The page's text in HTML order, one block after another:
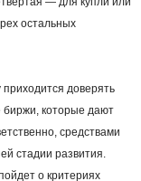
остальных
доверять
биржи, которые дают
средствами
стадии развития.
о критериях